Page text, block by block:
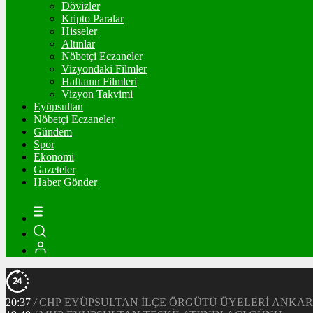
Dövizler
Kripto Paralar
Hisseler
Altınlar
Nöbetçi Eczaneler
Vizyondaki Filmler
Haftanın Filmleri
Vizyon Takvimi
Eyüpsultan
Nöbetçi Eczaneler
Gündem
Spor
Ekonomi
Gazeteler
Haber Gönder
20:37 / CHP EYÜPSULTAN İLÇE ÖRGÜTÜ ÜYELERİ